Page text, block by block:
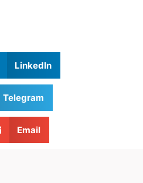
LinkedIn
Telegram
Email